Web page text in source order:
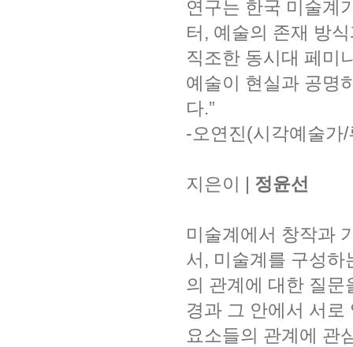
연구는 한국 미술계
터, 예술의 존재 방
직조한 동시대 페미
예술이 현실과 공명
다.”
-오연진(시각예술가
지은이 | 정윤선
미술계에서 창작과
서, 미술계를 구성
의 관계에 대한 질문
경과 그 안에서 서
요소들의 관계에 관